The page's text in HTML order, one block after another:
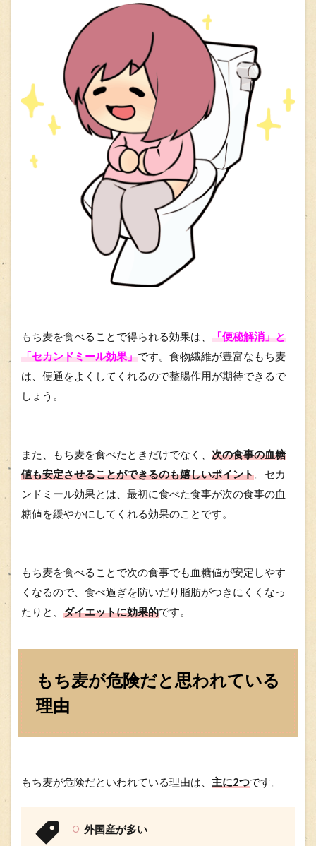
もち麦を食べることで得られる効果は、 「便秘解消」と
「セカンドミール効果」です。食物繊維が豊富なもち麦
は、便通をよくしてくれるので整腸作用が期待できるで
しょう。
また、もち麦を食べたときだけでなく、 次の食事の血糖
値も安定させることができるのも嬉しいポイント。セカ
ンドミール効果とは、最初に食べた食事が次の食事の血
糖値を緩やかにしてくれる効果のことです。
もち麦を食べることで次の食事でも血糖値が安定しやす
くなるので、食べ過ぎを防いだり脂肪がつきにくくなっ
たりと、 ダイエットに効果的です。
もち麦が危険だと思われている
理由
もち麦が危険だといわれている理由は、 主に2つです。
外国産が多い